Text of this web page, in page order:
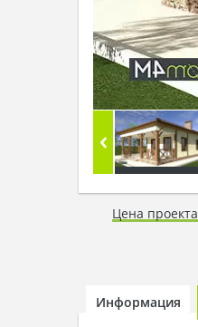
Цена проекта
Информация